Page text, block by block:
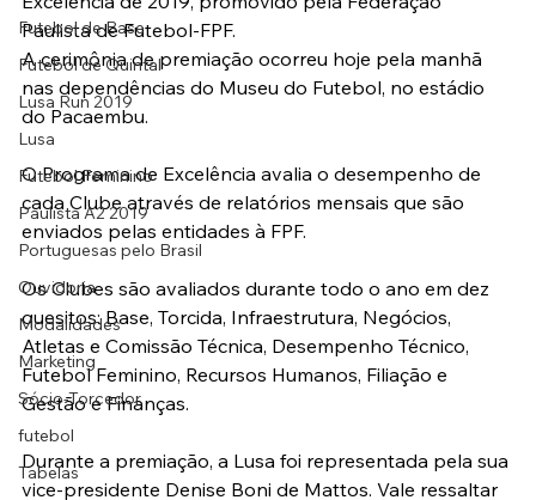
Futebol de Base
Futebol de Quintal
Lusa Run 2019
Lusa
Futebol Feminino
Paulista A2 2019
Portuguesas pelo Brasil
Ouvidoria
Modalidades
Marketing
Sócio-Torcedor
futebol
Tabelas
Paulista de Futebol-FPF.
A cerimônia de premiação ocorreu hoje pela manhã
nas dependências do Museu do Futebol, no estádio
do Pacaembu.
O Programa de Excelência avalia o desempenho de
cada Clube através de relatórios mensais que são
enviados pelas entidades à FPF.
Os Clubes são avaliados durante todo o ano em dez
quesitos: Base, Torcida, Infraestrutura, Negócios,
Atletas e Comissão Técnica, Desempenho Técnico,
Futebol Feminino, Recursos Humanos, Filiação e
Gestão e Finanças.
Durante a premiação, a Lusa foi representada pela sua
vice-presidente Denise Boni de Mattos. Vale ressaltar